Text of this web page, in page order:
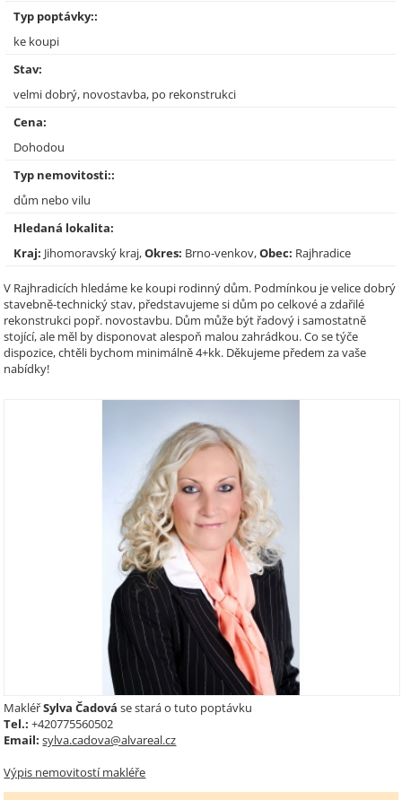
Typ poptávky::
ke koupi
Stav:
velmi dobrý, novostavba, po rekonstrukci
Cena:
Dohodou
Typ nemovitosti::
dům nebo vilu
Hledaná lokalita:
Kraj: Jihomoravský kraj,Okres: Brno-venkov,Obec: Rajhradice
V Rajhradicích hledáme ke koupi rodinný dům. Podmínkou je velice dobrý
stavebně-technický stav, představujeme si dům po celkové a zdařilé
rekonstrukci popř. novostavbu. Dům může být řadový i samostatně
stojící, ale měl by disponovat alespoň malou zahrádkou. Co se týče
dispozice, chtěli bychom minimálně 4+kk. Děkujeme předem za vaše
nabídky!
MakléřSylva Čadová se stará o tuto poptávku
Tel.: +420775560502
Email: sylva.cadova@alvareal.cz
Výpis nemovitostí makléře